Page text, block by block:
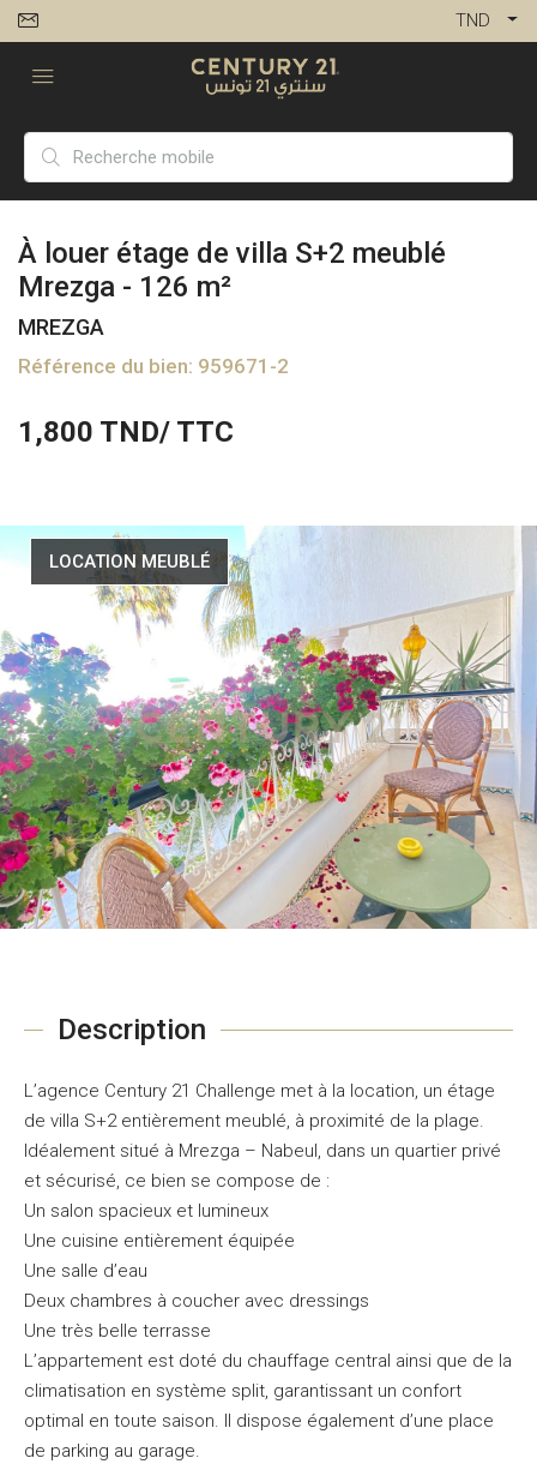
TND
À louer étage de villa S+2 meublé
Mrezga - 126 m²
MREZGA
Référence du bien: 959671-2
1,800 TND/ TTC
LOCATION MEUBLÉ
Description
L’agence Century 21 Challenge met à la location, un étage
de villa S+2 entièrement meublé, à proximité de la plage.
Idéalement situé à Mrezga – Nabeul, dans un quartier privé
et sécurisé, ce bien se compose de :
Un salon spacieux et lumineux
Une cuisine entièrement équipée
Une salle d’eau
Deux chambres à coucher avec dressings
Une très belle terrasse
L’appartement est doté du chauffage central ainsi que de la
climatisation en système split, garantissant un confort
optimal en toute saison. Il dispose également d’une place
de parking au garage.